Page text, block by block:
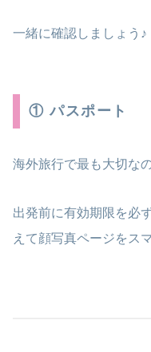
一緒に確認しましょう♪
① パスポート
海外旅行で最も大切な
出発前に有効期限を必
えて顔写真ページをス